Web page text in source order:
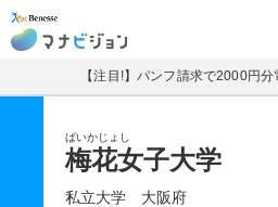
マナビジョン
【注目!】パンフ請求で2000円
ばいかじょし
梅花女子大学
私立大学 大阪府